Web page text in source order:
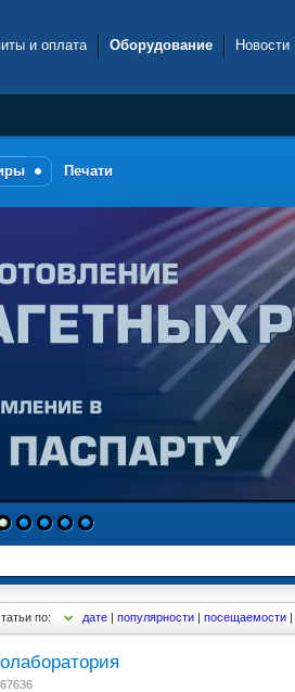
и оплата Оборудование Новости
Печати
2 3 4 5 6
по: дате | популярности | посещаемости |